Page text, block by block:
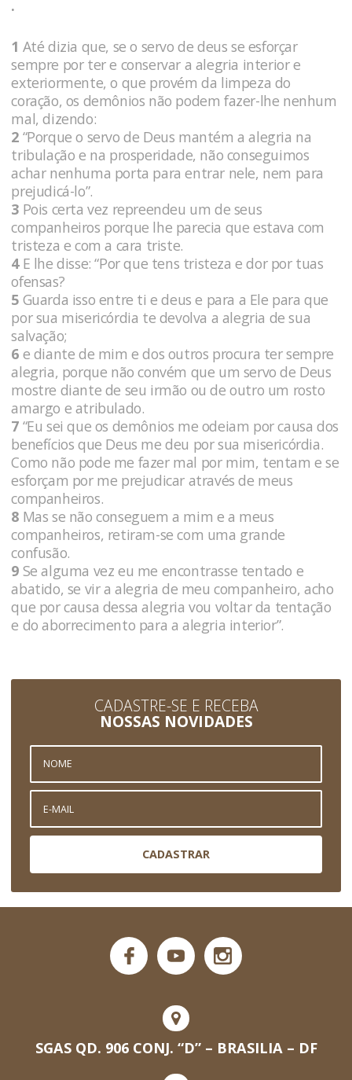
.
1 Até dizia que, se o servo de deus se esforçar
sempre por ter e conservar a alegria interior e
exteriormente, o que provém da limpeza do
coração, os demônios não podem fazer-lhe nenhum
mal, dizendo:
2 “Porque o servo de Deus mantém a alegria na
tribulação e na prosperidade, não conseguimos
achar nenhuma porta para entrar nele, nem para
prejudicá-lo”.
3 Pois certa vez repreendeu um de seus
companheiros porque lhe parecia que estava com
tristeza e com a cara triste.
4E lhe disse: “Por que tens tristeza e dor por tuas
ofensas?
5 Guarda isso entre ti e deus e para a Ele para que
por sua misericórdia te devolva a alegria de sua
salvação;
6 e diante de mim e dos outros procura ter sempre
alegria, porque não convém que um servo de Deus
mostre diante de seu irmão ou de outro um rosto
amargo e atribulado.
7 “Eu sei que os demônios me odeiam por causa dos
benefícios que Deus me deu por sua misericórdia.
Como não pode me fazer mal por mim, tentam e se
esforçam por me prejudicar através de meus
companheiros.
8 Mas se não conseguem a mim e a meus
companheiros, retiram-se com uma grande
confusão.
9 Se alguma vez eu me encontrasse tentado e
abatido, se vir a alegria de meu companheiro, acho
que por causa dessa alegria vou voltar da tentação
e do aborrecimento para a alegria interior”.
CADASTRE-SE E RECEBA
NOSSAS NOVIDADES
CADASTRAR
SGAS QD. 906 CONJ. “D” – BRASILIA – DF